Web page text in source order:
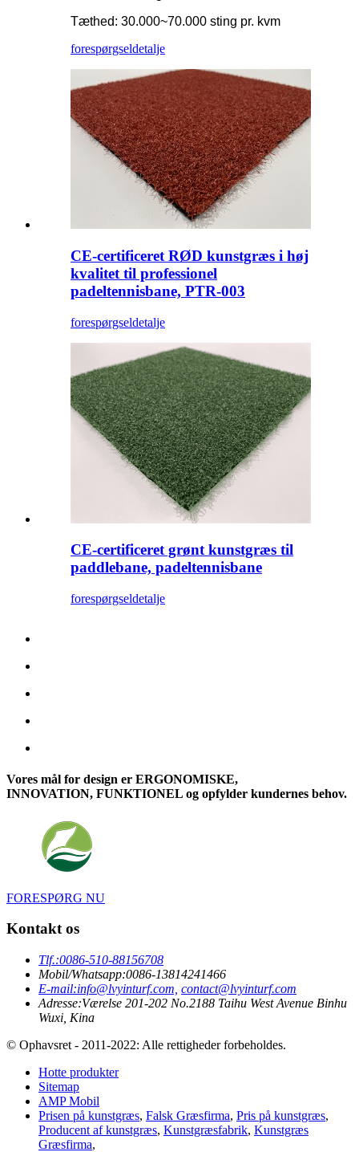
Tæthed: 30.000~70.000 sting pr. kvm
forespørgseldetalje
CE-certificeret RØD kunstgræs i høj
kvalitet til professionel
padeltennisbane, PTR-003
forespørgseldetalje
CE-certificeret grønt kunstgræs til
paddlebane, padeltennisbane
forespørgseldetalje
Vores mål for design er ERGONOMISKE,
INNOVATION, FUNKTIONEL og opfylder kundernes behov.
FORESPØRG NU
Kontakt os
Tlf.:0086-510-88156708
Mobil/Whatsapp:0086-13814241466
E-mail:info@lvyinturf.com, contact@lvyinturf.com
Adresse:Værelse 201-202 No.2188 Taihu West Avenue Binhu
Wuxi, Kina
© Ophavsret - 2011-2022: Alle rettigheder forbeholdes.
Hotte produkter
Sitemap
AMP Mobil
Prisen på kunstgræs, Falsk Græsfirma, Pris på kunstgræs,
Producent af kunstgræs, Kunstgræsfabrik, Kunstgræs
Græsfirma,